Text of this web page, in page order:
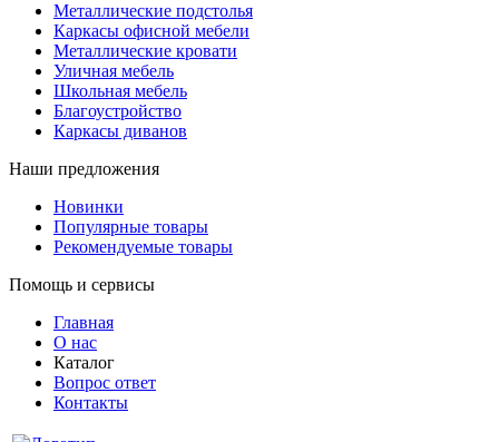
Металлические подстолья
Каркасы офисной мебели
Металлические кровати
Уличная мебель
Школьная мебель
Благоустройство
Каркасы диванов
Наши предложения
Новинки
Популярные товары
Рекомендуемые товары
Помощь и сервисы
Главная
О нас
Каталог
Вопрос ответ
Контакты